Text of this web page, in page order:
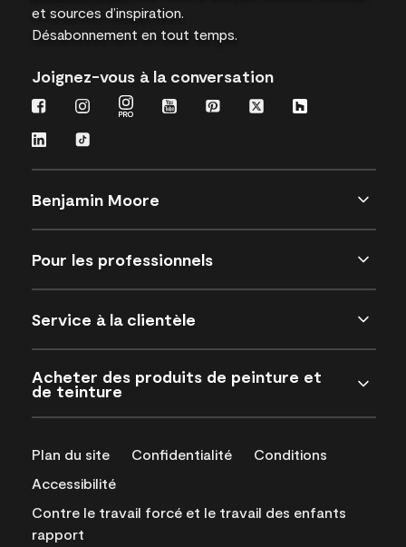
et sources d’inspiration.
Désabonnement en tout temps.
Joignez-vous à la conversation
Benjamin Moore
Pour les professionnels
Service à la clientèle
Acheter des produits de peinture et
de teinture
Plan du site Confidentialité
Conditions
Accessibilité
Contre le travail forcé et le travail des enfants
rapport